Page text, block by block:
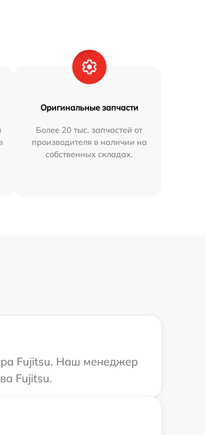
Оригинальные запчасти
Более 20 тыс. запчастей от
производителя в наличии на
собственных складах.
Fujitsu. Наш менеджер
Fujitsu.